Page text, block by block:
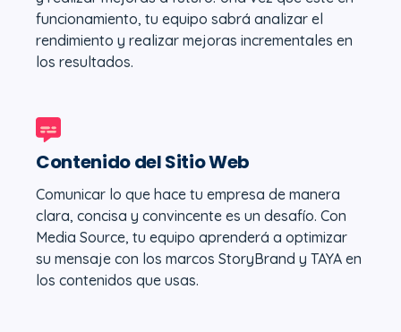
funcionamiento, tu equipo sabrá analizar el
rendimiento y realizar mejoras incrementales en
los resultados.
Contenido del Sitio Web
Comunicar lo que hace tu empresa de manera
clara, concisa y convincente es un desafío. Con
Media Source, tu equipo aprenderá a optimizar
su mensaje con los marcos StoryBrand y TAYA en
los contenidos que usas.